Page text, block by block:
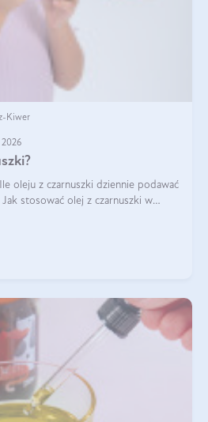
Kiwer
oleju z czarnuszki dziennie podawać
stosować olej z czarnuszki w